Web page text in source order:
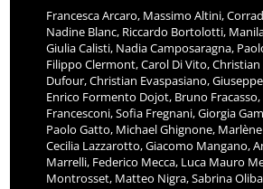
Francesca Arcaro, Massimo Altini,
Nadine Blanc, Riccardo Bortolotti,
Giulia Calisti, Nadia Camposaragna,
Filippo Clermont, Carol Di Vito, Christian
Dufour, Christian Evaspasiano,
Enrico Formento Dojot, Bruno Fracasso,
Francesconi, Sofia Fregnani, Giorgia
Paolo Gatto, Michael Ghignone,
Cecilia Lazzarotto, Giacomo Mangano,
Marrelli, Federico Mecca, Luca Mauro
Montrosset, Matteo Nigra, Sabrina